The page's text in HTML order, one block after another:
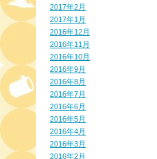
2017年2月
2017年1月
2016年12月
2016年11月
2016年10月
2016年9月
2016年8月
2016年7月
2016年6月
2016年5月
2016年4月
2016年3月
2016年2月